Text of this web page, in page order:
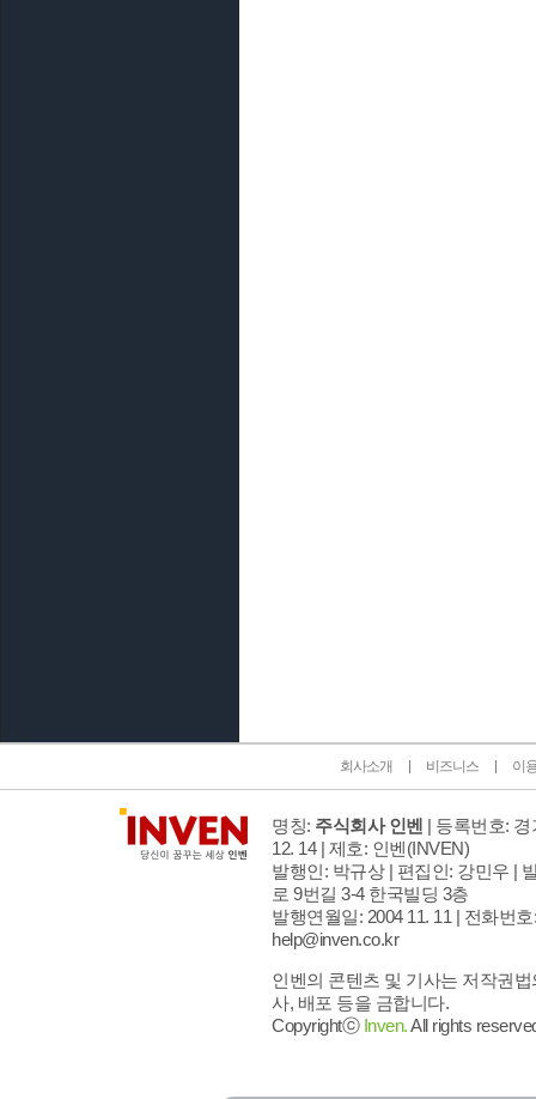
회사소개 비즈니스 이
명칭: 주식회사 인벤 | 등록번호:
12. 14 | 제호: 인벤(INVEN)
발행인: 박규상 | 편집인: 강민우 |
로 9번길 3-4 한국빌딩 3층
발행연월일: 2004 11. 11 | 전화번호
help@inven.co.kr
인벤의 콘텐츠 및 기사는 저작권
사, 배포 등을 금합니다.
Copyrightⓒ Inven.All rights